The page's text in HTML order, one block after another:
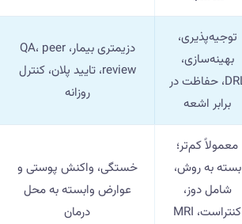
توجیه‌پذیری،
بهینه‌سازی،
DRL، حفاظت در
برابر اشعه
دزیمتری بیمار، QA، peer
review، تایید پلان، کنترل
روزانه
معمولاً کم‌تر؛
بسته به روش،
شامل دوز،
کنتراست، MRI
خستگی، واکنش پوستی و
عوارض وابسته به محل
درمان